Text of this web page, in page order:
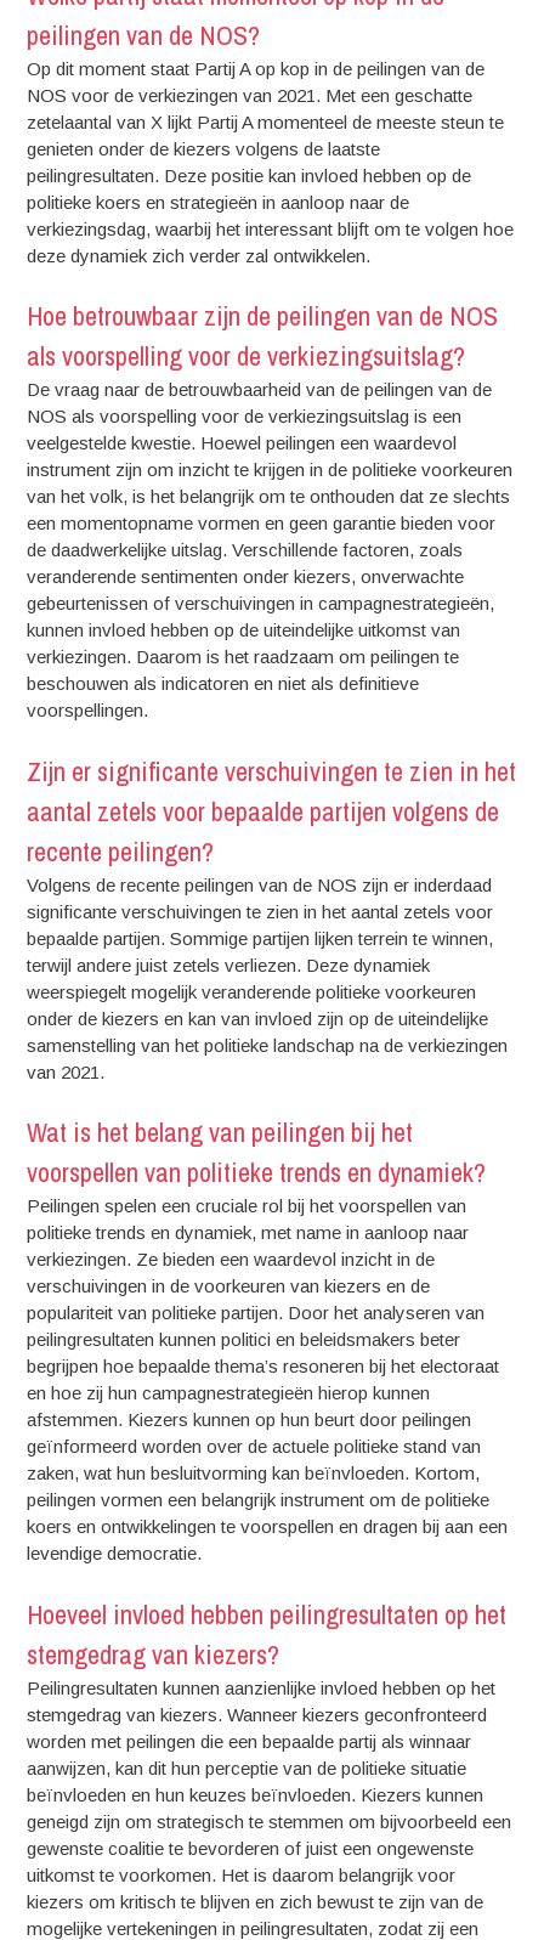
peilingen van de NOS?
Op dit moment staat Partij A op kop in de peilingen van de
NOS voor de verkiezingen van 2021. Met een geschatte
zetelaantal van X lijkt Partij A momenteel de meeste steun te
genieten onder de kiezers volgens de laatste
peilingresultaten. Deze positie kan invloed hebben op de
politieke koers en strategieën in aanloop naar de
verkiezingsdag, waarbij het interessant blijft om te volgen hoe
deze dynamiek zich verder zal ontwikkelen.
Hoe betrouwbaar zijn de peilingen van de NOS
als voorspelling voor de verkiezingsuitslag?
De vraag naar de betrouwbaarheid van de peilingen van de
NOS als voorspelling voor de verkiezingsuitslag is een
veelgestelde kwestie. Hoewel peilingen een waardevol
instrument zijn om inzicht te krijgen in de politieke voorkeuren
van het volk, is het belangrijk om te onthouden dat ze slechts
een momentopname vormen en geen garantie bieden voor
de daadwerkelijke uitslag. Verschillende factoren, zoals
veranderende sentimenten onder kiezers, onverwachte
gebeurtenissen of verschuivingen in campagnestrategieën,
kunnen invloed hebben op de uiteindelijke uitkomst van
verkiezingen. Daarom is het raadzaam om peilingen te
beschouwen als indicatoren en niet als definitieve
voorspellingen.
Zijn er significante verschuivingen te zien in het
aantal zetels voor bepaalde partijen volgens de
recente peilingen?
Volgens de recente peilingen van de NOS zijn er inderdaad
significante verschuivingen te zien in het aantal zetels voor
bepaalde partijen. Sommige partijen lijken terrein te winnen,
terwijl andere juist zetels verliezen. Deze dynamiek
weerspiegelt mogelijk veranderende politieke voorkeuren
onder de kiezers en kan van invloed zijn op de uiteindelijke
samenstelling van het politieke landschap na de verkiezingen
van 2021.
Wat is het belang van peilingen bij het
voorspellen van politieke trends en dynamiek?
Peilingen spelen een cruciale rol bij het voorspellen van
politieke trends en dynamiek, met name in aanloop naar
verkiezingen. Ze bieden een waardevol inzicht in de
verschuivingen in de voorkeuren van kiezers en de
populariteit van politieke partijen. Door het analyseren van
peilingresultaten kunnen politici en beleidsmakers beter
begrijpen hoe bepaalde thema’s resoneren bij het electoraat
en hoe zij hun campagnestrategieën hierop kunnen
afstemmen. Kiezers kunnen op hun beurt door peilingen
geïnformeerd worden over de actuele politieke stand van
zaken, wat hun besluitvorming kan beïnvloeden. Kortom,
peilingen vormen een belangrijk instrument om de politieke
koers en ontwikkelingen te voorspellen en dragen bij aan een
levendige democratie.
Hoeveel invloed hebben peilingresultaten op het
stemgedrag van kiezers?
Peilingresultaten kunnen aanzienlijke invloed hebben op het
stemgedrag van kiezers. Wanneer kiezers geconfronteerd
worden met peilingen die een bepaalde partij als winnaar
aanwijzen, kan dit hun perceptie van de politieke situatie
beïnvloeden en hun keuzes beïnvloeden. Kiezers kunnen
geneigd zijn om strategisch te stemmen om bijvoorbeeld een
gewenste coalitie te bevorderen of juist een ongewenste
uitkomst te voorkomen. Het is daarom belangrijk voor
kiezers om kritisch te blijven en zich bewust te zijn van de
mogelijke vertekeningen in peilingresultaten, zodat zij een